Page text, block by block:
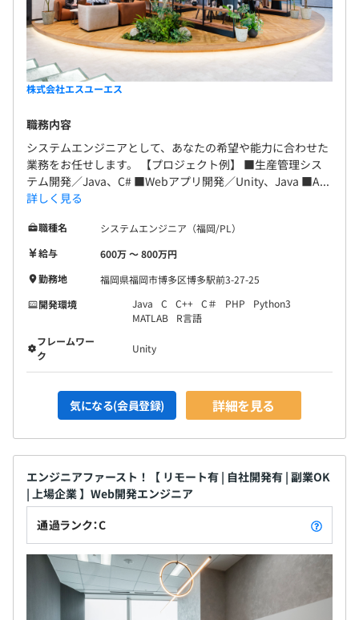
株式会社エスユーエス
職務内容
システムエンジニアとして、あなたの希望や能力に合わせた
業務をお任せします。 【プロジェクト例】 ■生産管理シス
テム開発／Java、C# ■Webアプリ開発／Unity、Java ■A...
詳しく見る
職種名
システムエンジニア（福岡/PL）
給与
600万 〜 800万円
勤務地
福岡県福岡市博多区博多駅前3-27-25
開発環境
Java C C++ C＃ PHP
Python3
MATLAB
R言語
フレームワー
ク
Unity
気になる(会員登録) 詳細を見る
エンジニアファースト！【 リモート有 | 自社開発有 | 副業OK
| 上場企業 】Web開発エンジニア
通過ランク：C